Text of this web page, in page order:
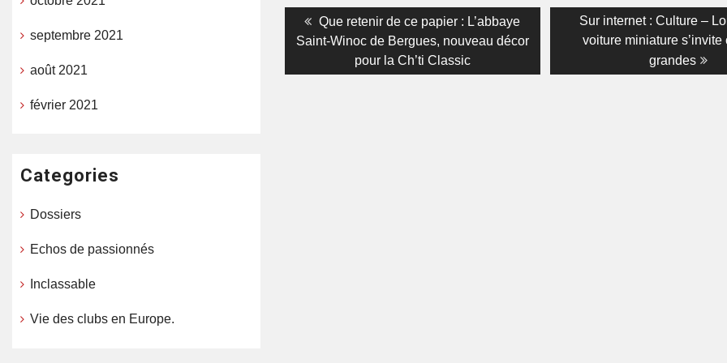
Navigation
de
l’article
Previous
post:
Que retenir de ce papier : L’abbaye
Saint-Winoc de Bergues, nouveau décor
pour la Ch’ti Classic
Next
post:
Sur internet : Culture –
voiture miniature s’invite
grandes
septembre 2021
août 2021
février 2021
Categories
Dossiers
Echos de passionnés
Inclassable
Vie des clubs en Europe.